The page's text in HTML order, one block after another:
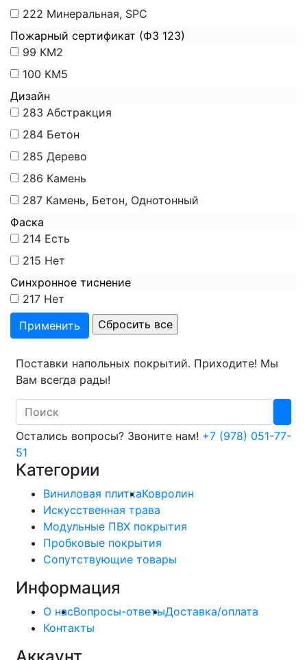
222 Минеральная, SPC
Пожарный сертификат (ФЗ 123)
99 КМ2
100 КМ5
Дизайн
283 Абстракция
284 Бетон
285 Дерево
286 Камень
287 Камень, Бетон, Однотонный
Фаска
214 Есть
215 Нет
Синхронное тиснение
217 Нет
Поставки напольных покрытий. Приходите! Мы
Вам всегда рады!
Search
Остались вопросы? Звоните нам! +7 (978) 051-77-
51
Категории
Виниловая плиткаКовролин
Искусственная трава
Модульные ПВХ покрытия
Пробковые покрытия
Сопутствующие товары
Информация
О насВопросы-ответыДоставка/оплата
Контакты
Аккаунт